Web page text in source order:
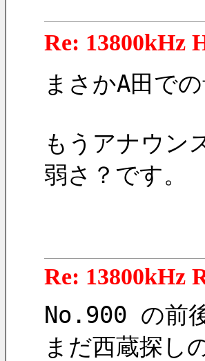
Re:
まさかA田で
もうアナウン
弱さ？です。
Re: 13800kHz
No.900 の前
まだ西蔵探し